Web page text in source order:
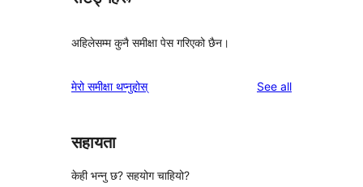
अहिलेसम्म कुनै समीक्षा पेस गरिएको छैन।
मेरो समीक्षा थप्नुहोस् See allreviews
सहायता
केही भन्नु छ? सहयोग चाहियो?